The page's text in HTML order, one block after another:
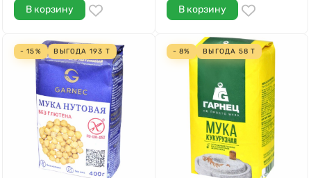
В корзину В корзину
- 15% ВЫГОДА 193 Т - 8% ВЫГОДА 58 Т